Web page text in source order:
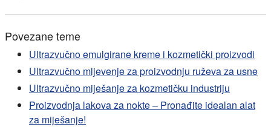
Povezane teme
Ultrazvučno emulgirane kreme i kozmetički proizvodi
Ultrazvučno mljevenje za proizvodnju ruževa za usne
Ultrazvučno miješanje za kozmetičku industriju
Proizvodnja lakova za nokte – Pronađite idealan alat
za miješanje!